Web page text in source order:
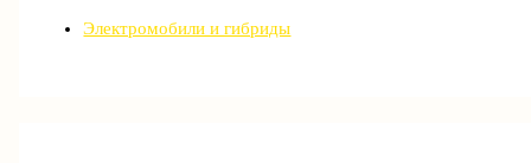
Электромобили и гибриды